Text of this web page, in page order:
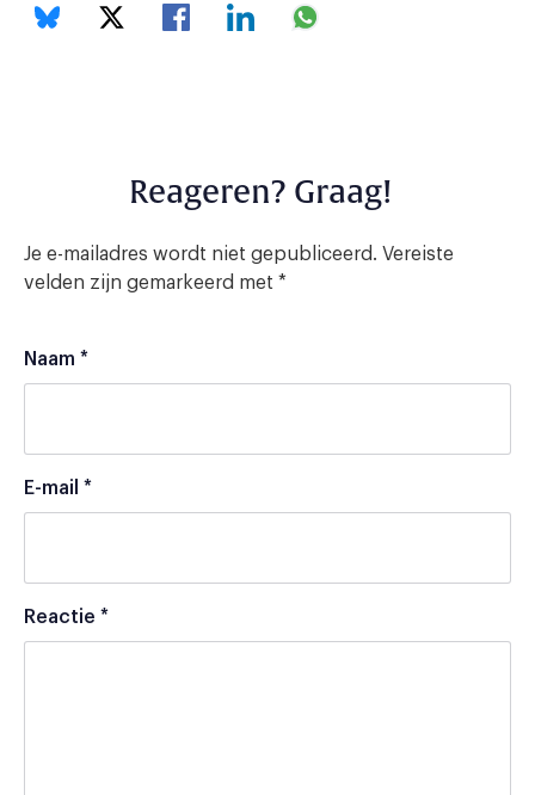
Reageren? Graag!
Je e-mailadres wordt niet gepubliceerd. Vereiste
velden zijn gemarkeerd met *
Naam *
E-mail *
Reactie *